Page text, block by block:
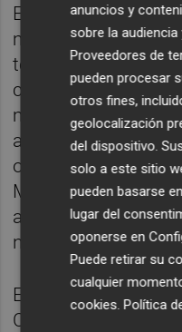
El ministro ha
momento el Estado
todos sus medios
comunidades
más de 600
aviones, 24
observación; cinco
Ministerio de
ataque directo al
nacional.
En cuanto a la
Ciencia, ha dicho
anuncios y
sobre la
Proveedores de
pueden procesar
otros fines,
geolocalización
del dispositivo.
solo a este sitio
pueden basarse
lugar del
oponerse en
Puede retirar su
cualquier
cookies .Política